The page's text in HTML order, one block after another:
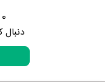
0
دنبال